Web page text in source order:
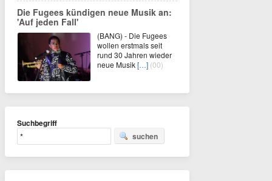
Die Fugees kündigen neue Musik an:
'Auf jeden Fall'
(BANG) - Die Fugees
wollen erstmals seit
rund 30 Jahren wieder
neue Musik[…] (00)
Suchbegriff
suchen